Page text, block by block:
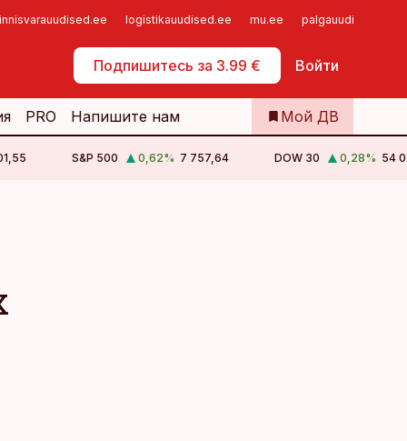
logistikauudised.ee mu.ee palgauudised.ee
Подпишитесь за 3.99 € Войти
Самообслуживание
PRO Напишите нам Мой ДВ
S&P 500 0,62% 7 757,64 DOW 30 0,28% 54